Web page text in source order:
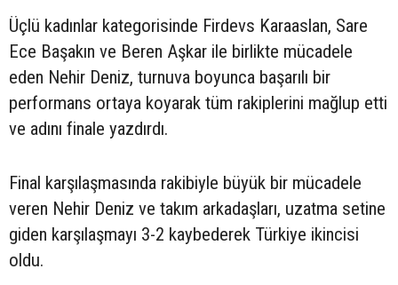
Üçlü kadınlar kategorisinde Firdevs Karaaslan, Sare
Ece Başakın ve Beren Aşkar ile birlikte mücadele
eden Nehir Deniz, turnuva boyunca başarılı bir
performans ortaya koyarak tüm rakiplerini mağlup etti
ve adını finale yazdırdı.
Final karşılaşmasında rakibiyle büyük bir mücadele
veren Nehir Deniz ve takım arkadaşları, uzatma setine
giden karşılaşmayı 3-2 kaybederek Türkiye ikincisi
oldu.